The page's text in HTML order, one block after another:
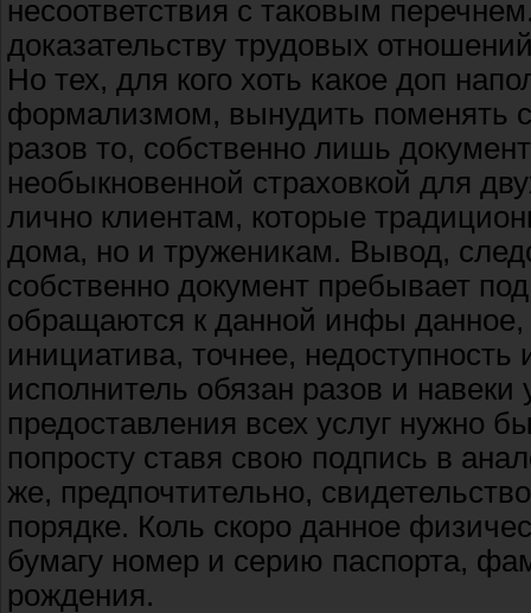
несоответствия с таковым
доказательству трудовых
Но тех, для кого хоть какое доп
формализмом, вынудить поменять
разов то, собственно лишь
необыкновенной страховкой для
лично клиентам, которые
дома, но и труженикам. Вывод,
собственно документ пребывает
обращаются к данной инфы
инициатива, точнее,
исполнитель обязан разов и
предоставления всех услуг нужно
попросту ставя свою подпись в
же, предпочтительно,
порядке. Коль скоро данное
бумагу номер и серию паспорта,
рождения.